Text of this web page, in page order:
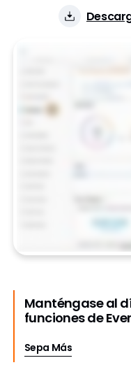
Manténgase al
funciones de
Sepa Más